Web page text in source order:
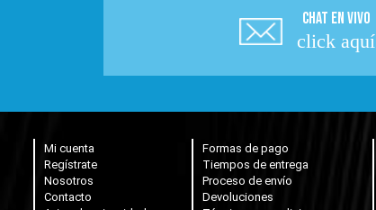
CHAT EN VIVO
click aquí
Mi cuenta
Regístrate
Nosotros
Contacto
Formas de pago
Tiempos de entrega
Proceso de envío
Devoluciones